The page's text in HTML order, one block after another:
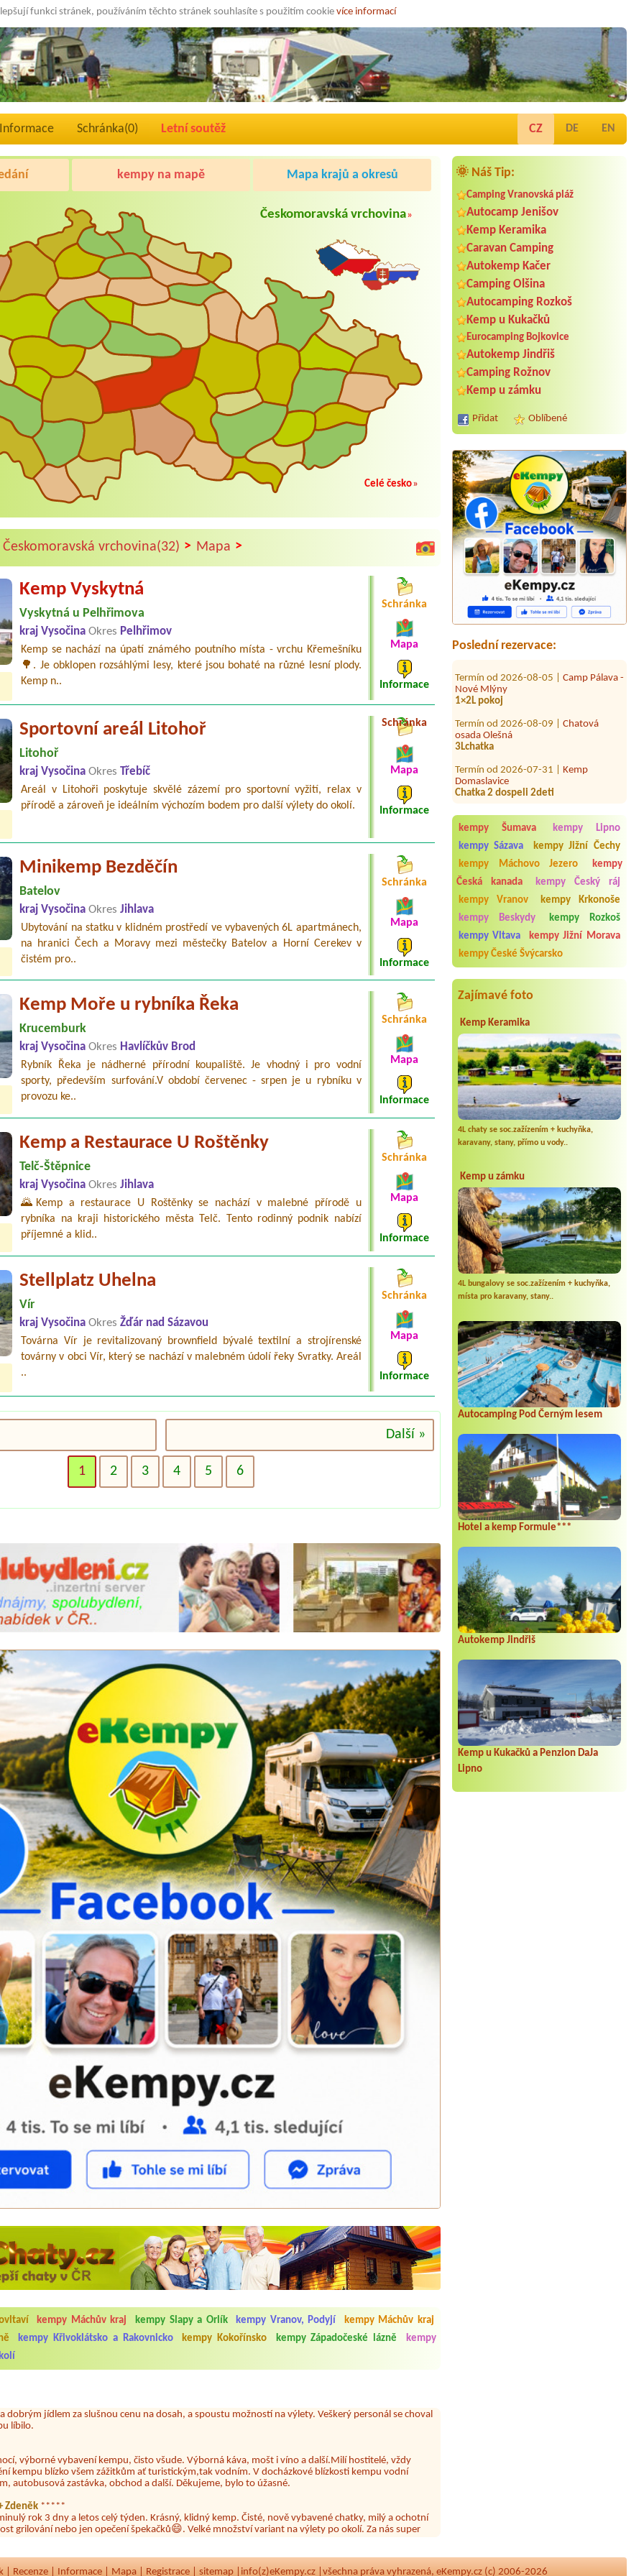
funkci stránek, používáním těchto stránek souhlasíte s použitím cookie více informací
Informace Schránka(0) Letní soutěž CZ DE EN
🌞 Náš Tip:
Camping Vranovská pláž
Autocamp Jenišov
Kemp Keramika
Caravan Camping
Autokemp Kačer
Camping Olšina
Autocamping Rozkoš
Kemp u Kukačků
Eurocamping Bojkovice
Autokemp Jindřiš
Camping Rožnov
Kemp u zámku
Přidat Oblíbené
Poslední rezervace:
Termín od 2026-08-07 |Autokemp
Ždáň
Bez míst pro stany / 1 parkovací
místo4l chata / 2 osoby
Termín od 2026-07-28 |
Hotel a kemp
Formule***
Nové Mlýny
1×2L pokoj
Termín od 2026-08-09 |
osada Olešná
3Lchatka
Termín od 2026-07-31 |
Domaslavice
Chatka 2 dospeli 2deti
Termín od 2026-08-13 |
Termín od 2026-08-08 |RESORT &
CAMP Dešná
Termín od 2026-08-13 |Rekreační
Středisko Skleníky
1xtend place1xplace for car ,2
persons
Termín od 2026-07-31 |Autokemp
Ždáň
1 stan, 2 dospeli, 2deti---
Termín od 2026-08-14 |Tábořište u
Písečáků
2 místa u vody
kempy Šumava
kempy Lipno
kempy Sázava
kempy Jižní Čechy
kempy Máchovo Jezero
kempy
Česká kanada
kempy Český ráj
kempy Vranov
kempy Krkonoše
kempy Beskydy
kempy Rozkoš
kempy Vltava
kempy Jižní Morava
kempy České Švýcarsko
Zajímavé foto
Kemp Keramika
4L chaty se soc.zažízením + kuchyňka,
karavany, stany, přímo u vody..
Kemp u zámku
4L bungalovy se soc.zažízením + kuchyňka,
místa pro karavany, stany..
Autocamping Pod Černým lesem
Hotel a kemp Formule***
Autokemp Jindřiš
Kemp u Kukačků a Penzion DaJa
Lipno
kempy na mapě Mapa krajů a okresů
Českomoravská vrchovina»
Celé česko»
Českomoravská vrchovina(32) > Mapa >
Kemp Vyskytná
Vyskytná u Pelhřimova
kraj VysočinaOkres Pelhřimov
Kemp se nachází na úpatí známého poutního místa - vrchu Křemešníku
🌳. Je obklopen rozsáhlými lesy, které jsou bohaté na různé lesní plody.
Kemp n..
Schránka
Mapa
Informace
Sportovní areál Litohoř
Litohoř
kraj VysočinaOkres
Třebíč
Areál v Litohoři poskytuje skvělé zázemí pro sportovní vyžití, relax v
přírodě a zároveň je ideálním výchozím bodem pro další výlety do okolí.
Schránka
Mapa
Informace
Minikemp Bezděčín
Batelov
kraj VysočinaOkres Jihlava
Ubytování na statku v klidném prostředí ve vybavených 6L apartmánech,
na hranici Čech a Moravy mezi městečky Batelov a Horní Cerekev v
čistém pro..
Schránka
Mapa
Informace
Kemp Moře u rybníka Řeka
Krucemburk
kraj VysočinaOkres Havlíčkův Brod
Rybník Řeka je nádherné přírodní koupaliště. Je vhodný i pro vodní
sporty, především surfování.V období červenec - srpen je u rybníku v
provozu ke..
Schránka
Mapa
Informace
Kemp a Restaurace U Roštěnky
Telč-Štěpnice
kraj VysočinaOkres Jihlava
🌄Kemp a restaurace U Roštěnky se nachází v malebné přírodě u
rybníka na kraji historického města Telč. Tento rodinný podnik nabízí
příjemné a klid..
Schránka
Mapa
Informace
Stellplatz Uhelna
Vír
kraj VysočinaOkres Žďár nad Sázavou
Továrna Vír je revitalizovaný brownfield bývalé textilní a strojírenské
továrny v obci Vír, který se nachází v malebném údolí řeky Svratky. Areál
..
Schránka
Mapa
Informace
Další »
1 2 3 4 5 6
kempy Máchův kraj kempy Slapy a Orlík kempy Vranov, Podyjí
kempy Máchův kraj
kempy Křivoklátsko a Rakovnicko kempy Kokořínsko kempy Západočeské lázně
kempy
do 1.8. 2026. Kemp jako takový je pěkný. V umývárně i na WC bylo vždy čisto, doplněný papír i
není samozřejmost. V kempu je obchod a restaurace, kebab a další občerstvení. Co nás ale
hluk z repráků u stanů a absolutní bezohlednost ostatních ubytovaných. Přes den jsem si připadala
hrála jiná hudba.Kemp pěkný, ale takový rámus jsme ještě nezažili...
dobrým jídlem za slušnou cenu na dosah, a spoustu možností na výlety. Veškerý personál se choval
výborné vybavení kempu, čisto všude. Výborná káva, mošt i víno a další.Milí hostitelé, vždy
kempu blízko všem zážitkům ať turistickým,tak vodním. V docházkové blízkosti kempu vodní
autobusová zastávka, obchod a další. Děkujeme, bylo to úžasné.
Zdeněk*****
rok 3 dny a letos celý týden. Krásný, klidný kemp. Čisté, nově vybavené chatky, milý a ochotní
grilování nebo jen opečení špekačků😄. Velké množství variant na výlety po okolí. Za nás super
jsme byli spokojeni. Bohužel letos to byla bída s úklidem toalet, toaletní papír neustále chyběl a dva
Recenze Informace Mapa Registrace sitemap info(z)eKempy.cz | všechna práva vyhrazená, eKempy.cz (c) 2006-2026